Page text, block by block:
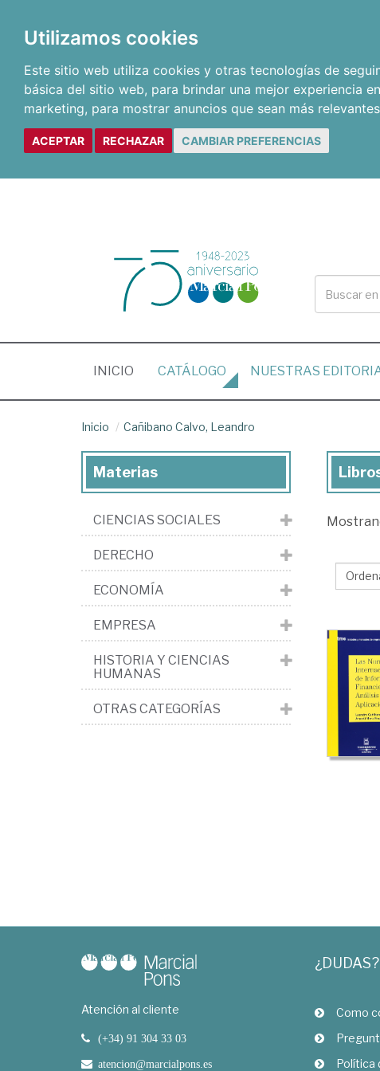
Utilizamos cookies
Este sitio web utiliza cookies y otras tecnologías de
básica del sitio web, para brindar una mejor experiencia
marketing, para mostrar anuncios que sean más
ACEPTAR RECHAZAR CAMBIAR PREFERENCIAS
INICIO (CURRENT)
CATÁLOGO NUESTRAS
Inicio Cañibano Calvo, Leandro
Materias
CIENCIAS SOCIALES
DERECHO
ECONOMÍA
EMPRESA
HISTORIA Y CIENCIAS
HUMANAS
OTRAS CATEGORÍAS
Atención al cliente
(+34) 91 304 33 03
atencion@marcialpons.es
¿DUDAS?
Como
Política